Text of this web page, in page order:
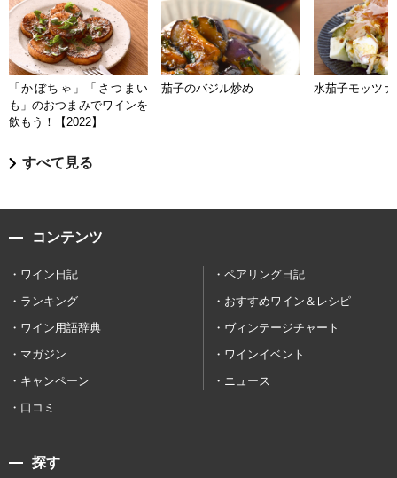
「かぼちゃ」「さつまい
も」のおつまみでワインを
飲もう！【2022】
茄子のバジル炒め 水茄子モッツァ
すべて見る
コンテンツ
ワイン日記
ペアリング日記
ランキング
おすすめワイン＆レシピ
ワイン用語辞典
ヴィンテージチャート
マガジン
ワインイベント
キャンペーン
ニュース
口コミ
探す